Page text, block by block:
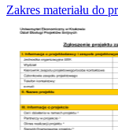
Zakres materiału do